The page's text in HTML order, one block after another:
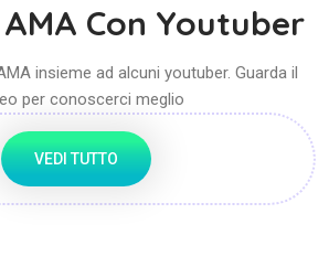
Con Youtuber
insieme ad alcuni youtuber. Guarda il
per conoscerci meglio
VEDI TUTTO